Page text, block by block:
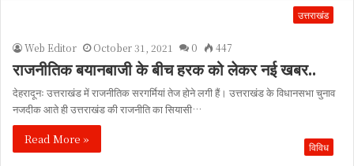
उत्तराखंड
Web Editor October 31, 2021 0 447
राजनीतिक बयानबाजी के बीच हरक को लेकर नई खबर..
देहरादूनः उत्तराखंड में राजनीतिक सरगर्मियां तेज होने लगी हैं। उत्तराखंड के विधानसभा चुनाव
नजदीक आते ही उत्तराखंड की राजनीति का सियासी…
Read More »
विविध